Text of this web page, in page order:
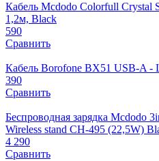
Кабель Mcdodo Colorfull Crystal
1,2м, Black
590
Сравнить
Кабель Borofone BX51 USB-A
390
Сравнить
Беспроводная зарядка Mcdodo
Wireless stand CH-495 (22,5W)
4 290
Сравнить